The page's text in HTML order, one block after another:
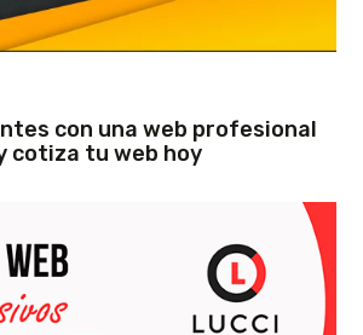
con una web profesional
cotiza tu web hoy